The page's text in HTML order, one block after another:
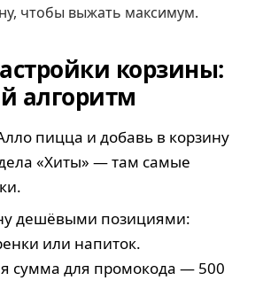
чтобы выжать максимум.
корзины:
алгоритм
пицца и добавь в корзину
«Хиты» — там самые
дешёвыми позициями:
или напиток.
сумма для промокода — 500